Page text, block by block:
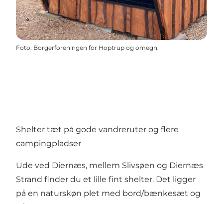
Foto: Borgerforeningen for Hoptrup og omegn.
Shelter tæt på gode vandreruter og flere
campingpladser
Ude ved Diernæs, mellem Slivsøen og Diernæs
Strand finder du et lille fint shelter. Det ligger
på en naturskøn plet med bord/bænkesæt og